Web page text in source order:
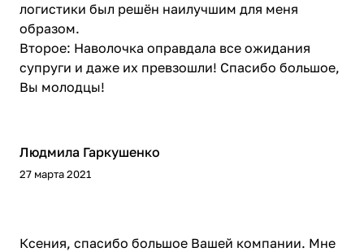
логистики был решён наилучшим для меня
образом.
Второе: Наволочка оправдала все ожидания
супруги и даже их превзошли! Спасибо большое,
Вы молодцы!
Людмила Гаркушенко
27 марта 2021
Ксения, спасибо большое Вашей компании. Мне